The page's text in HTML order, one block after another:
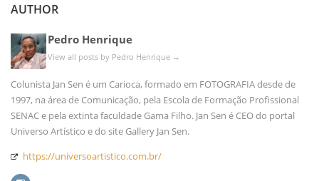
AUTHOR
Pedro Henrique
View all posts by Pedro Henrique →
Colunista Jan Sen é um Carioca, formado em FOTOGRAFIA desde de
1997, na área de Comunicação, pela Escola de Formação Profissional
SENAC e pela extinta faculdade Gama Filho. Jan Sen é CEO do portal
Universo Artístico e do site Gallery Jan Sen.
https://universoartistico.com.br/